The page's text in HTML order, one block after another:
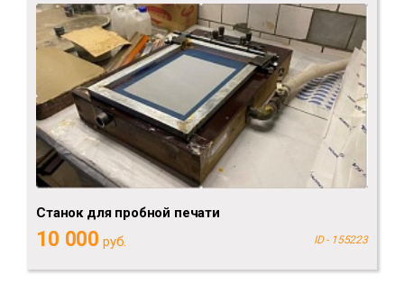
Станок для пробной печати
10 000 руб. ID - 155223